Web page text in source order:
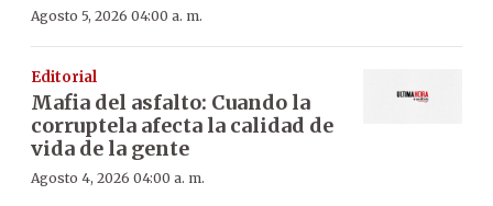
Agosto 5, 2026 04:00 a. m.
Editorial
Mafia del asfalto: Cuando la
corruptela afecta la calidad de
vida de la gente
Agosto 4, 2026 04:00 a. m.